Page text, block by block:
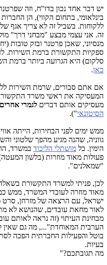
יש דבר אחד נכון בדו"ח, וזה
בינלאומי, בתחום הקווי), הן
ללקוחות. בשביל זה לא צריך אגף
זה. אני עצמי מבצע "מבחני דרך"
מנסיוני, שאכן פרטנר ובזק טובות
סלקום) היא הגרועה ביותר ברמת
כאן.
אם אתם סבורים, שרמת השירות
המעסיקה את ראשי משרד
מעסיקים אותם דברים לגמרי אחרים
הסיטונאי").
ממש ימים לפני הבחירות, הייתה
גווניה, שהנה מגיע מהפך שלטוני
הימין. כל מושתלי הליכוד במשרד,
פעולות מאוד מוזרות (בלשון
"שמאלנים".
לכן, פניתי למשרד התקשורת
מאוד מוזרה לעובדי המשרד, ממש
ישראל, עם הרצאה של מזרחן, סרט
לאור מחאת עובדים, שהנושא לא
מבחינת העיתוי (זה נראה לאותם
הערבית המאוחדת"..., מה גם שאין
בוטל והפעילות החברתית הפכה
בעיות.
מה תגובתכם?"